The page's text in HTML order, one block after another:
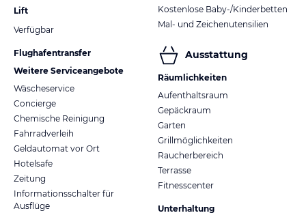
Lift
Verfügbar
Flughafentransfer
Weitere Serviceangebote
Wäscheservice
Concierge
Chemische Reinigung
Fahrradverleih
Geldautomat vor Ort
Hotelsafe
Zeitung
Informationsschalter für
Ausflüge
Kostenlose Baby-/Kinderbetten
Mal- und Zeichenutensilien
Ausstattung
Räumlichkeiten
Aufenthaltsraum
Gepäckraum
Garten
Grillmöglichkeiten
Raucherbereich
Terrasse
Fitnesscenter
Unterhaltung